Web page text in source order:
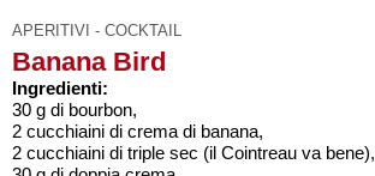
APERITIVI - COCKTAIL
Banana Bird
Ingredienti:
30 g di bourbon,
2 cucchiaini di crema di banana,
2 cucchiaini di triple sec (il Cointreau va bene),